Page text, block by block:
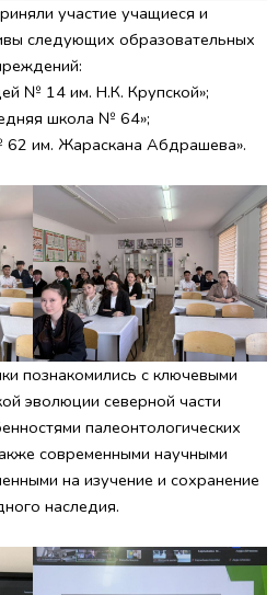
участие учащиеся и
следующих образовательных
№ 14 им. Н.К. Крупской»;
школа № 64»;
им. Жараскана Абдрашева».
познакомились с ключевыми
эволюции северной части
палеонтологических
современными научными
на изучение и сохранение
наследия.